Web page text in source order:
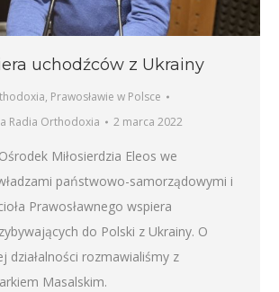
uchodźców z Ukrainy
, Prawosławie w Polsce
Radia Orthodoxia 2 marca 2022
Miłosierdzia Eleos we
państwowo-samorządowymi i
Prawosławnego wspiera
do Polski z Ukrainy. O
działalności rozmawialiśmy z
Masalskim.